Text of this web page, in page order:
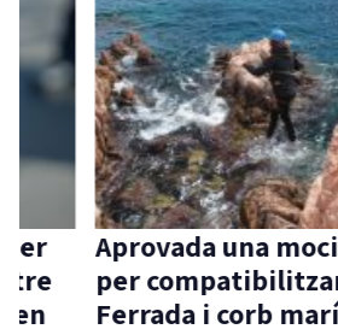
Aprovada una
per
Ferrada i corb marí